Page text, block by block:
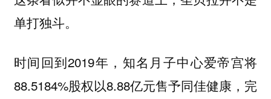
单打独斗。
时间回到2019年，知名月子中心爱帝宫将
88.5184%股权以8.88亿元售予同佳健康，完